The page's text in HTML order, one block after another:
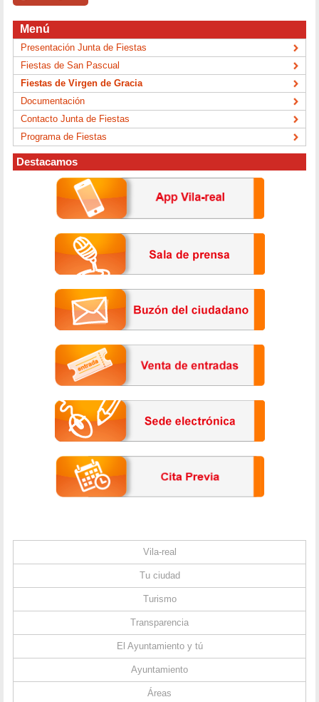
Menú
Presentación Junta de Fiestas
Fiestas de San Pascual
Fiestas de Virgen de Gracia
Documentación
Contacto Junta de Fiestas
Programa de Fiestas
Destacamos
Vila-real
Tu ciudad
Turismo
Transparencia
El Ayuntamiento y tú
Ayuntamiento
Áreas